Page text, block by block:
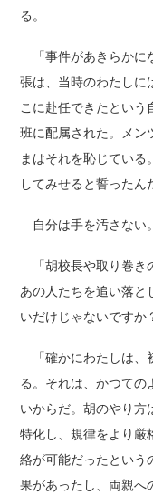
る。
「事件があきらかに
張は、当時のわたしに
こに赴任できたという
班に配属された。メン
まはそれを恥じてい
してみせると誓ったん
自分は手を汚さない
「胡校長や取り巻き
あの人たちを追い落と
いだけじゃないですか
「確かにわたしは、
る。それは、かつての
いからだ。胡のやり方
特化し、規律をより厳
絡が可能だったという
果があったし、両親へ